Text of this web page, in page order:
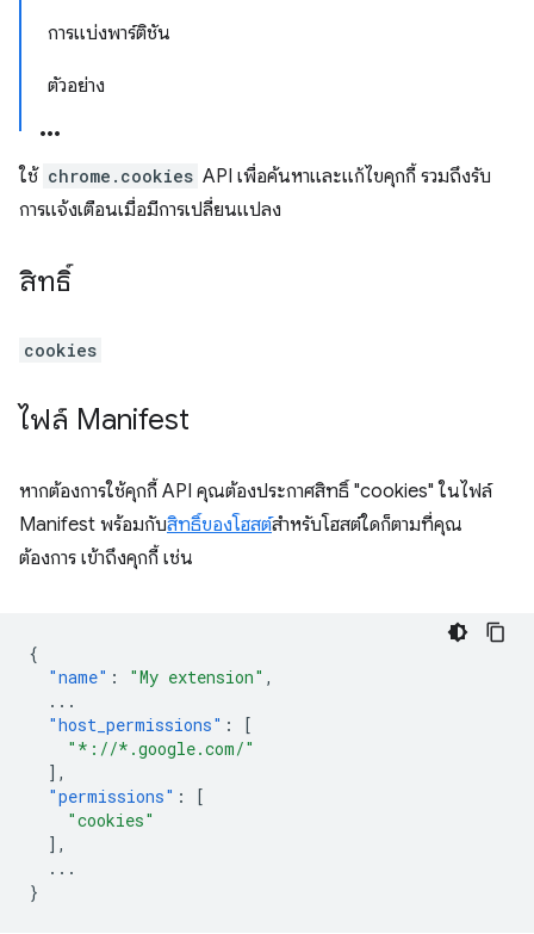
การแบ่งพาร์ติชัน
ตัวอย่าง
ใช้ chrome.cookies API เพื่อค้นหาและแก้ไขคุกกี้ รวมถึงรับ
การแจ้งเตือนเมื่อมีการเปลี่ยนแปลง
สิทธิ์
cookies
ไฟล์ Manifest
หากต้องการใช้คุกกี้ API คุณต้องประกาศสิทธิ์ "cookies" ในไฟล์
Manifest พร้อมกับสิทธิ์ของโฮสต์สำหรับโฮสต์ใดก็ตามที่คุณ
ต้องการ เข้าถึงคุกกี้ เช่น
{
"name" : "My extension" ,
...
"host_permissions" :
[
"*://*.google.com/"
],
"permissions" :
[
"cookies"
],
...
}